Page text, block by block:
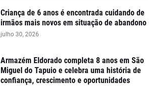
Criança de 6 anos é encontrada cuidando de
irmãos mais novos em situação de abandono
julho 30, 2026
Armazém Eldorado completa 8 anos em São
Miguel do Tapuio e celebra uma história de
confiança, crescimento e oportunidades